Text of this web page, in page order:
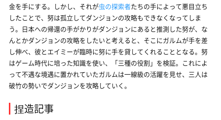
金を手にする。しかし、それが虫の探索者たちの手によって悪目立ち
したことで、努は孤立してダンジョンの攻略もできなくなってしま
う。日本への帰還の手がかりがダンジョンにあると推測した努が、な
んとかダンジョンの攻略をしたいと考えると、そこにガルムが手を差
し伸べ、彼とエイミーが臨時に努に手を貸してくれることとなる。努
はゲーム時代に培った知識を使い、「三種の役割」を検証。これによ
って不遇な境遇に置かれていたガルムは一線級の活躍を見せ、三人は
破竹の勢いでダンジョンを攻略していく。
捏造記事